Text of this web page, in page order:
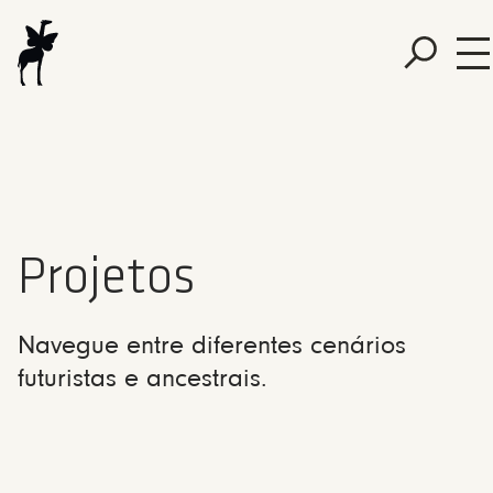
Projetos
Navegue entre diferentes cenários
futuristas e ancestrais.